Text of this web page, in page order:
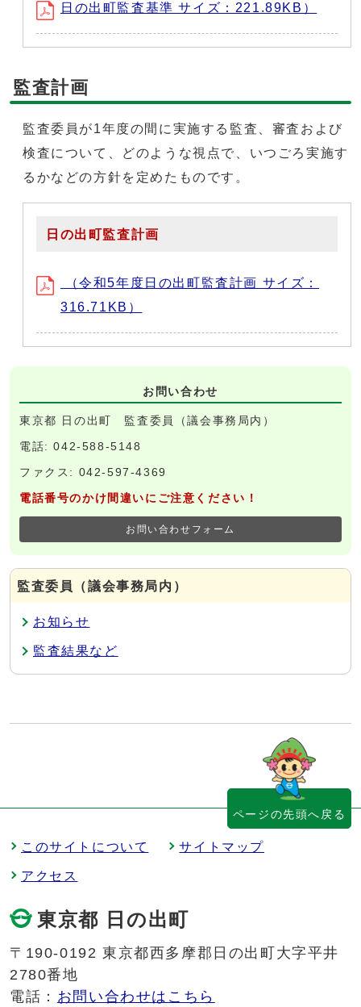
日の出町監査基準 サイズ：221.89KB）
監査計画
監査委員が1年度の間に実施する監査、審査および
検査について、どのような視点で、いつごろ実施す
るかなどの方針を定めたものです。
日の出町監査計画
（令和5年度日の出町監査計画 サイズ：
316.71KB）
お問い合わせ
東京都 日の出町 監査委員（議会事務局内）
電話: 042-588-5148
ファクス: 042-597-4369
電話番号のかけ間違いにご注意ください！
お問い合わせフォーム
監査委員（議会事務局内）
お知らせ
監査結果など
このサイトについて サイトマップ
アクセス
東京都 日の出町
〒190-0192 東京都西多摩郡日の出町大字平井
2780番地
電話： お問い合わせはこちら
ページの先頭へ戻る